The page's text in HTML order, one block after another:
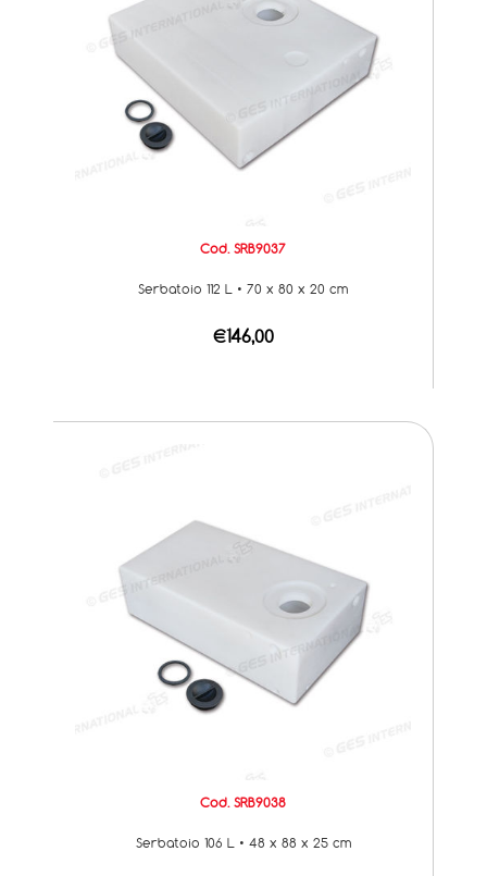
Cod. SRB9037
Serbatoio 112 L • 70 x 80 x 20 cm
€146,00
Cod. SRB9038
Serbatoio 106 L • 48 x 88 x 25 cm